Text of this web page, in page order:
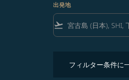
出発地
flight_takeoff
フィルター条件に